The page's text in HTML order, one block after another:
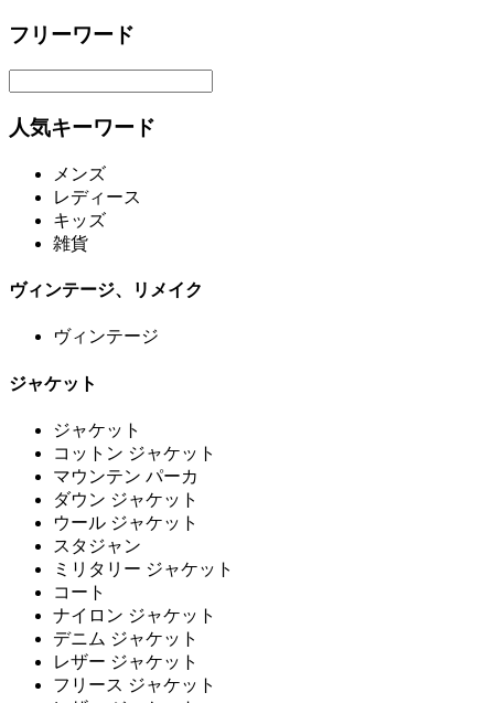
フリーワード
人気キーワード
メンズ
レディース
キッズ
雑貨
ヴィンテージ、リメイク
ヴィンテージ
ジャケット
ジャケット
コットン ジャケット
マウンテン パーカ
ダウン ジャケット
ウール ジャケット
スタジャン
ミリタリー ジャケット
コート
ナイロン ジャケット
デニム ジャケット
レザー ジャケット
フリース ジャケット